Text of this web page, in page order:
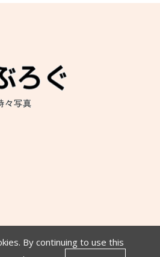
By continuing to use this